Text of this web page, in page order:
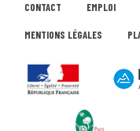
CONTACT EMPLOI
MENTIONS LÉGALES